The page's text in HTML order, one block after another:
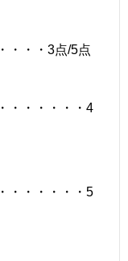
・・・3点/5点
・・・・・・4
・・・・・・5